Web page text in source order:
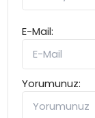
E-Mail:
Yorumunuz: